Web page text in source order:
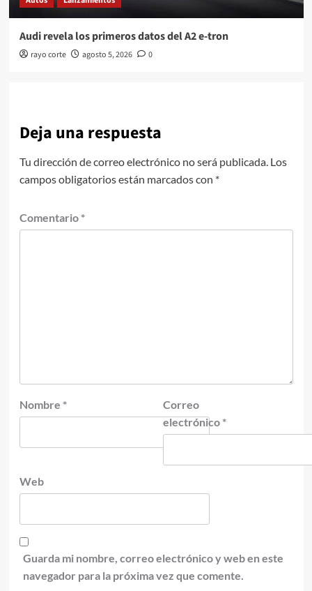
Audi revela los primeros datos del A2 e-tron
rayo corte agosto 5, 2026 0
Deja una respuesta
Tu dirección de correo electrónico no será publicada. Los
campos obligatorios están marcados con *
Comentario *
Nombre *
Correo
electrónico *
Web
Guarda mi nombre, correo electrónico y web en este
navegador para la próxima vez que comente.